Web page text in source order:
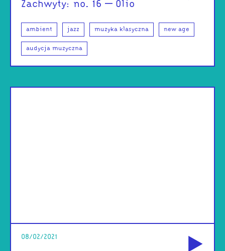
Zachwyty: no. 16 – Olio
ambient jazz muzyka klasyczna new age
audycja muzyczna
08/02/2021